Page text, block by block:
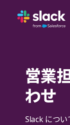
営業
わせ
Slack につ